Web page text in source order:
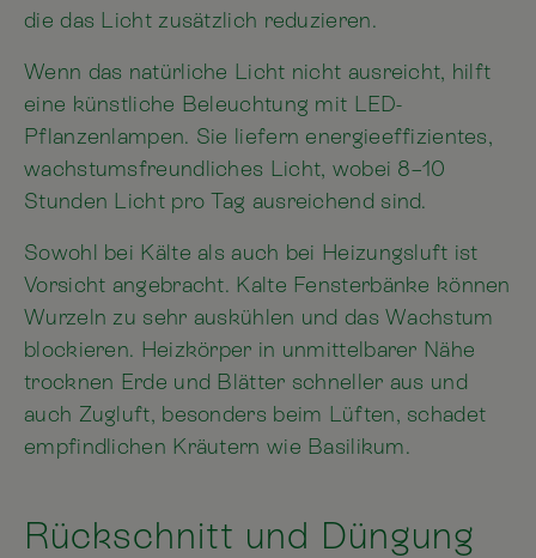
die das Licht zusätzlich reduzieren.
Wenn das natürliche Licht nicht ausreicht, hilft
eine künstliche Beleuchtung mit LED-
Pflanzenlampen. Sie liefern energieeffizientes,
wachstumsfreundliches Licht, wobei 8–10
Stunden Licht pro Tag ausreichend sind.
Sowohl bei Kälte als auch bei Heizungsluft ist
Vorsicht angebracht. Kalte Fensterbänke können
Wurzeln zu sehr auskühlen und das Wachstum
blockieren. Heizkörper in unmittelbarer Nähe
trocknen Erde und Blätter schneller aus und
auch Zugluft, besonders beim Lüften, schadet
empfindlichen Kräutern wie Basilikum.
Rückschnitt und Düngung